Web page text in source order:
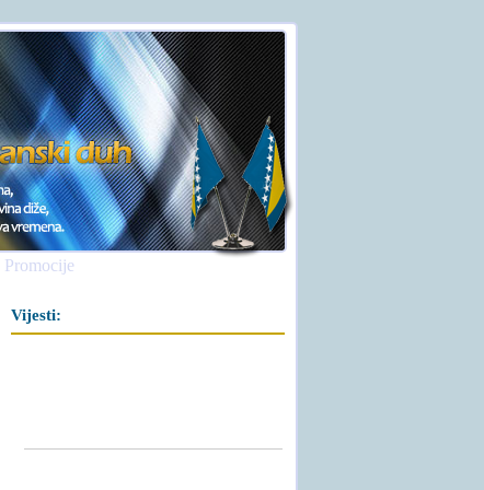
Promocije
Vijesti: